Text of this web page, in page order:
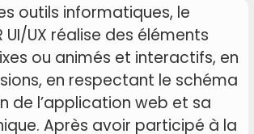
outils informatiques, le
UI/UX réalise des éléments
ou animés et interactifs, en
en respectant le schéma
de l’application web et sa
Après avoir participé à la